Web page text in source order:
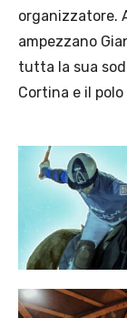
organizzatore.
ampezzano
tutta la sua
Cortina e il